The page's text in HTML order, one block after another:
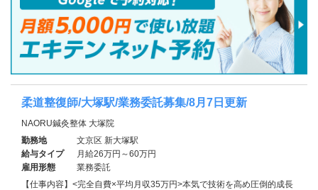
柔道整復師/大塚駅/業務委託募集/8月7日更新
NAORU鍼灸整体 大塚院
勤務地
文京区 新大塚駅
給与タイプ
月給26万円～60万円
雇用形態
業務委託
【仕事内容】<完全自費×平均月収35万円>本気で技術を高め圧倒的成長